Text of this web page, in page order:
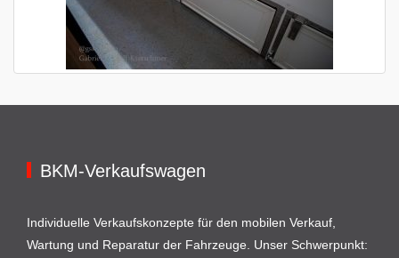
BKM-Verkaufswagen
Individuelle Verkaufskonzepte für den mobilen Verkauf,
Wartung und Reparatur der Fahrzeuge. Unser Schwerpunkt: